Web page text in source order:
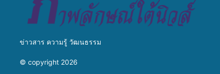
ข่าวสาร ความรู้ วัฒนธรรม
© copyright 2026